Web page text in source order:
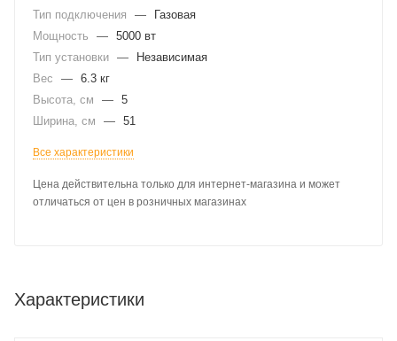
Тип подключения —
Газовая
Мощность
— 5000 вт
Тип установки —
Независимая
Вес
— 6.3 кг
Высота, см
— 5
Ширина, см
— 51
Все характеристики
Цена действительна только для интернет-магазина и может
отличаться от цен в розничных магазинах
Характеристики